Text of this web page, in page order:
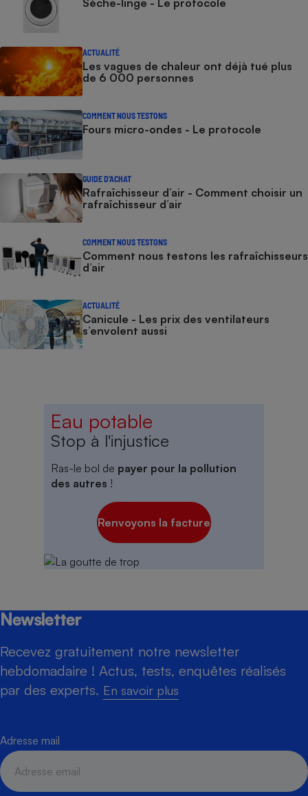
ACTUALITÉ
Les vagues de chaleur ont déjà tué plus
de 6 000 personnes
COMMENT NOUS TESTONS
Fours micro-ondes - Le protocole
GUIDE D'ACHAT
Rafraîchisseur d’air - Comment choisir un
rafraîchisseur d’air
COMMENT NOUS TESTONS
Comment nous testons les rafraîchisseurs
d’air
ACTUALITÉ
Canicule - Les prix des ventilateurs
s’envolent aussi
Eau potable
Stop à l'injustice
Ras-le bol de payer pour la pollution
des autres !
Renvoyons la facture
Newsletter
Recevez gratuitement notre newsletter
hebdomadaire ! Actus, tests, enquêtes réalisés
par des experts. En savoir plus
Adresse mail